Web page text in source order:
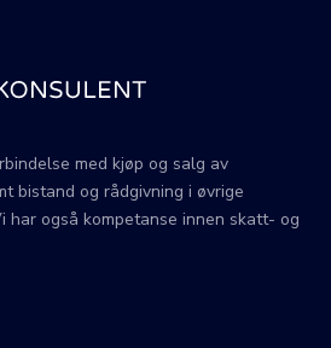
med kjøp og salg av
bistand og rådgivning i øvrige
også kompetanse innen skatt- og